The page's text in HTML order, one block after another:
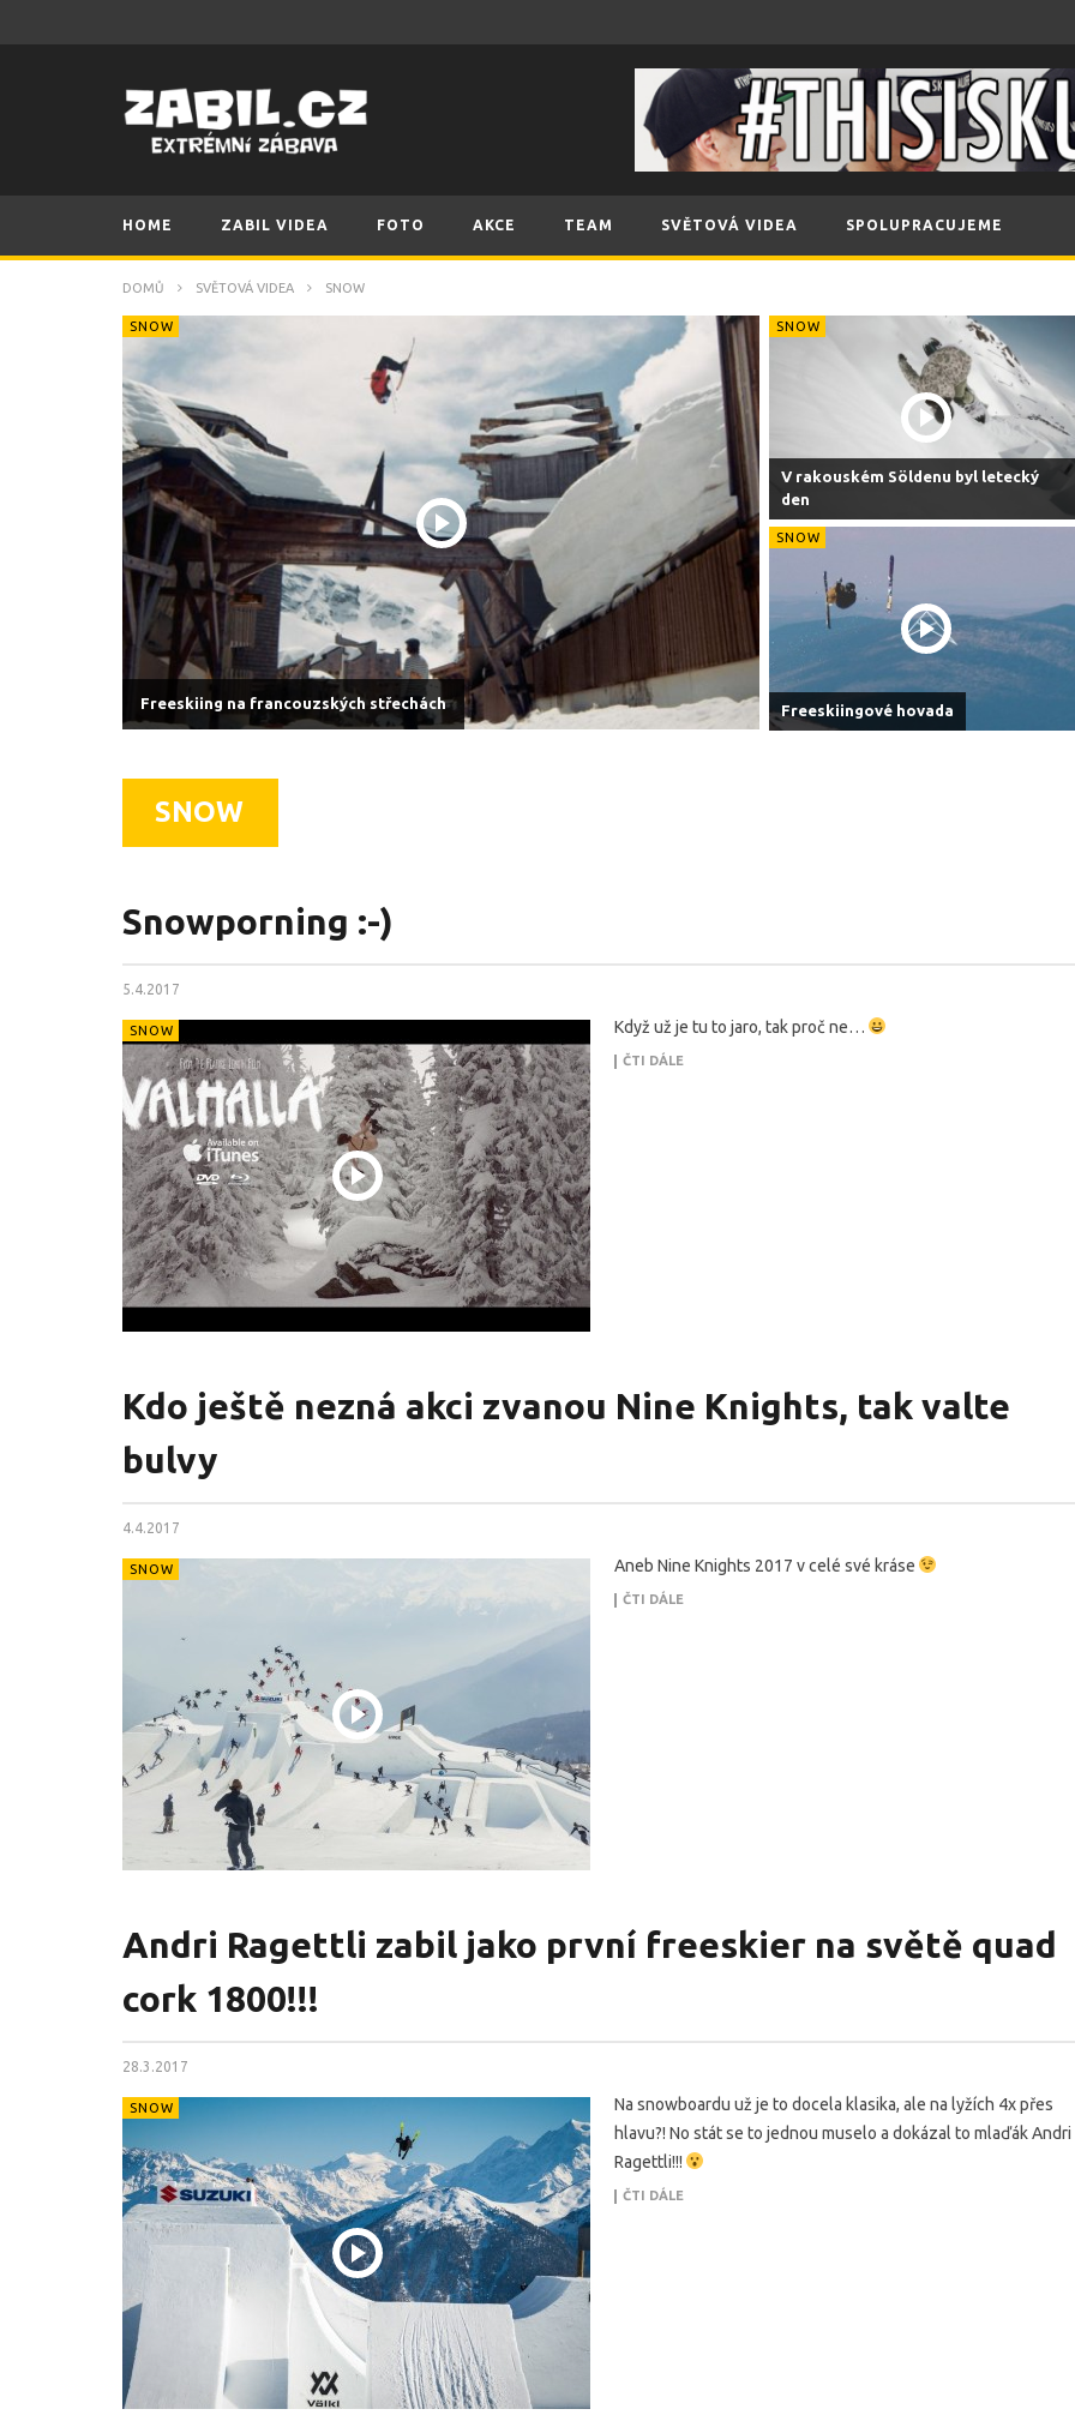
HOME ZABIL VIDEA FOTO AKCE TEAM SVĚTOVÁ VIDEA SPOLUPRACUJEME
DOMŮ SVĚTOVÁ VIDEA SNOW
SNOW
Freeskiing na francouzských střechách
SNOW
V rakouském Söldenu byl letecký
den
SNOW
Freeskiingové hovada
SNOW
Snowporning :-)
5.4.2017
SNOW Když už je tu to jaro, tak proč ne…
ČTI DÁLE
Kdo ještě nezná akci zvanou Nine Knights, tak valte
bulvy
4.4.2017
SNOW Aneb Nine Knights 2017 v celé své kráse
ČTI DÁLE
Andri Ragettli zabil jako první freeskier na světě quad
cork 1800!!!
28.3.2017
SNOW
Na snowboardu už je to docela klasika, ale na lyžích 4x přes
hlavu?! No stát se to jednou muselo a dokázal to mlaďák Andri
Ragettli!!!
ČTI DÁLE